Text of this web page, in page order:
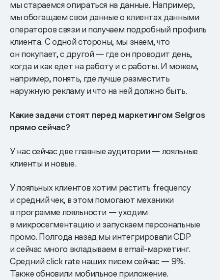
мы стараемся опираться на данные. Например,
мы обогащаем свои данные о клиентах данными
операторов связи и получаем подробный профиль
клиента. С одной стороны, мы знаем, что
он покупает, с другой — где он проводит день,
когда и как едет на работу и с работы. И можем,
например, понять, где лучше разместить
наружную рекламу и что на ней должно быть.
Какие задачи стоят перед маркетингом Selgros
прямо сейчас?
У нас сейчас две главные аудитории — лояльные
клиенты и новые.
У лояльных клиентов хотим растить frequency
и средний чек, в этом помогают механики
в программе лояльности — уходим
в микросегментацию и запускаем персональные
промо. Полгода назад мы интегрировали CDP
и сейчас много вкладываем в email-маркетинг.
Средний click rate наших писем сейчас — 9%.
Также обновили мобильное приложение.